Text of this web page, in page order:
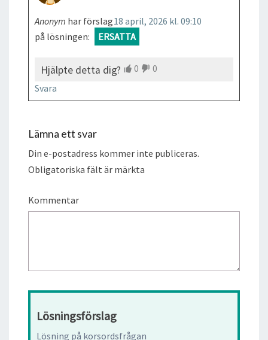
18 april, 2026 kl. 09:10
Anonym har förslag
på lösningen:
ERSATTA
Hjälpte detta dig? 0
0
Svara
Lämna ett svar
Din e-postadress kommer inte publiceras.
Obligatoriska fält är märkta
Kommentar
Lösningsförslag
Lösning på korsordsfrågan